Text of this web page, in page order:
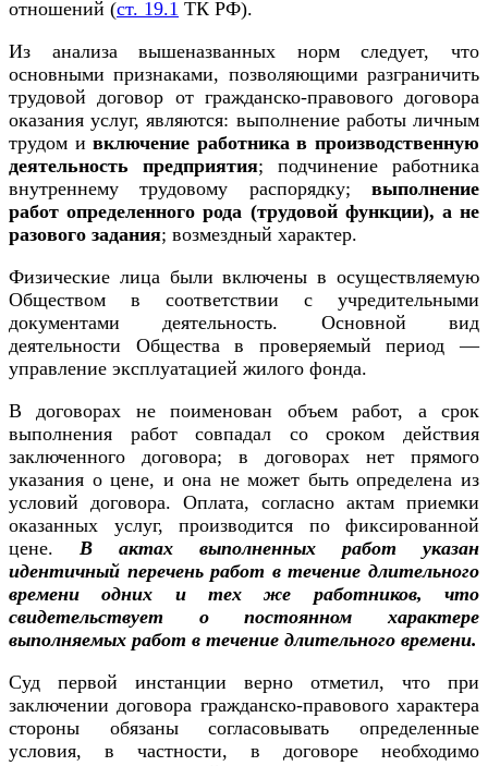
отношений (ст. 19.1 ТК РФ).
Из анализа вышеназванных норм следует, что
основными признаками, позволяющими разграничить
трудовой договор от гражданско-правового договора
оказания услуг, являются: выполнение работы личным
трудом ивключение работника в производственную
деятельность предприятия; подчинение работника
внутреннему трудовому распорядку; выполнение
работ определенного рода (трудовой функции), а не
разового задания; возмездный характер.
Физические лица были включены в осуществляемую
Обществом в соответствии с учредительными
документами деятельность. Основной вид
деятельности Общества в проверяемый период —
управление эксплуатацией жилого фонда.
В договорах не поименован объем работ, а срок
выполнения работ совпадал со сроком действия
заключенного договора; в договорах нет прямого
указания о цене, и она не может быть определена из
условий договора. Оплата, согласно актам приемки
оказанных услуг, производится по фиксированной
цене. В актах выполненных работ указан
идентичный перечень работ в течение длительного
времени одних и тех же работников, что
свидетельствует о постоянном характере
выполняемых работ в течение длительного времени.
Суд первой инстанции верно отметил, что при
заключении договора гражданско-правового характера
стороны обязаны согласовывать определенные
условия, в частности, в договоре необходимо